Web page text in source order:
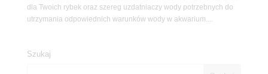
dla Twoich rybek oraz szereg uzdatniaczy wody potrzebnych do
utrzymania odpowiednich warunków wody w akwarium....
Szukaj